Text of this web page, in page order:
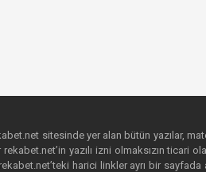
sitesinde yer alan bütün yazılar,
yazılı izni olmaksızın ticari
harici linkler ayrı bir sayfada